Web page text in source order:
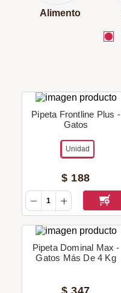
Alimento
Pipeta Frontline Plus -
Gatos
Unidad
$ 188
Pipeta Dominal Max -
Gatos Más De 4 Kg
$ 347